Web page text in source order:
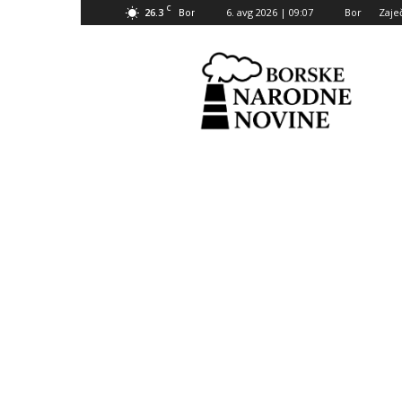
26.3 C Bor 6. avg 2026 | 09:07 Bor
narodne
novine